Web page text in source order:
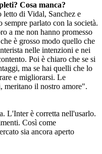
Cosa manca?
di Vidal, Sanchez e
sempre parlato con la società.
a me non hanno promesso
è grosso modo quello che
nelle intenzioni e nei
Poi è chiaro che se si
ma se hai quelli che lo
e migliorarsi. Le
meritano il nostro amore".
L'Inter è corretta nell'usarlo.
Così come
sia ancora aperto